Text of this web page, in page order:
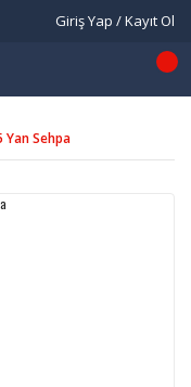
Giriş Yap / Kayıt Ol
Yan Sehpa